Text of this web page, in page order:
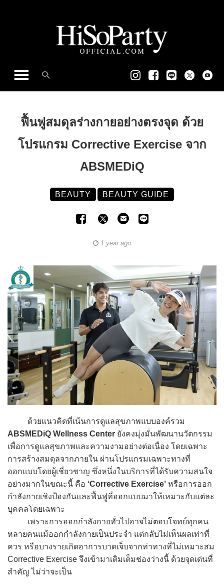
ฟื้นฟูสมดุลร่างกายอย่างตรงจุด ด้วย
โปรแกรม Corrective Exercise จาก
ABSMEDiQ
BEAUTY BEAUTY GUIDE
1 year ago
ด้วยแนวคิดที่เน้นการดูแลสุขภาพแบบองค์รวม
ABSMEDiQ Wellness Center ยังคงมุ่งมั่นพัฒนานวัตกรรม
เพื่อการดูแลสุขภาพและความงามอย่างต่อเนื่อง โดยเฉพาะ
การสร้างสมดุลจากภายใน ผ่านโปรแกรมเฉพาะทางที่
ออกแบบโดยผู้เชี่ยวชาญ ซึ่งหนึ่งในบริการที่ได้รับความสนใจ
อย่างมากในขณะนี้ คือ ‘Corrective Exercise’ หรือการออก
กำลังกายเชิงป้องกันและฟื้นฟูที่ออกแบบมาให้เหมาะกับแต่ละ
บุคคลโดยเฉพาะ
เพราะการออกกำลังกายทั่วไปอาจไม่ตอบโจทย์ทุกคน
หลายคนแม้ออกกำลังกายเป็นประจำ แต่กลับไม่เห็นผลเท่าที่
ควร หรือบางรายเกิดอาการบาดเจ็บจากท่าทางที่ไม่เหมาะสม
Corrective Exercise จึงเข้ามาเติมเต็มช่องว่างนี้ ด้วยจุดเด่นที่
สำคัญ ไม่ว่าจะเป็น